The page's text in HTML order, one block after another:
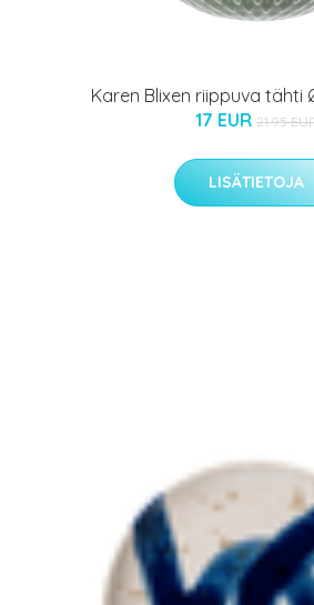
Karen Blixen riippuva tähti
17 EUR 21.95
LISÄTIETOJA